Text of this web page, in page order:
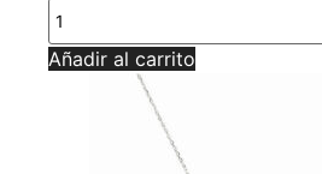
GARGANTILLA
CONSTELACIONES
LEO
AG
Añadir al carrito